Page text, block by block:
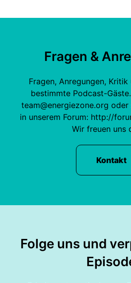
Fragen &
Fragen, Anregungen,
bestimmte Podcast-
team@energiezone.org
in unserem Forum: http://
Wir freuen uns
Kontakt
Folge uns und